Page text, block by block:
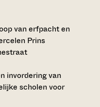
van erfpacht en
Prins
invordering van
scholen voor